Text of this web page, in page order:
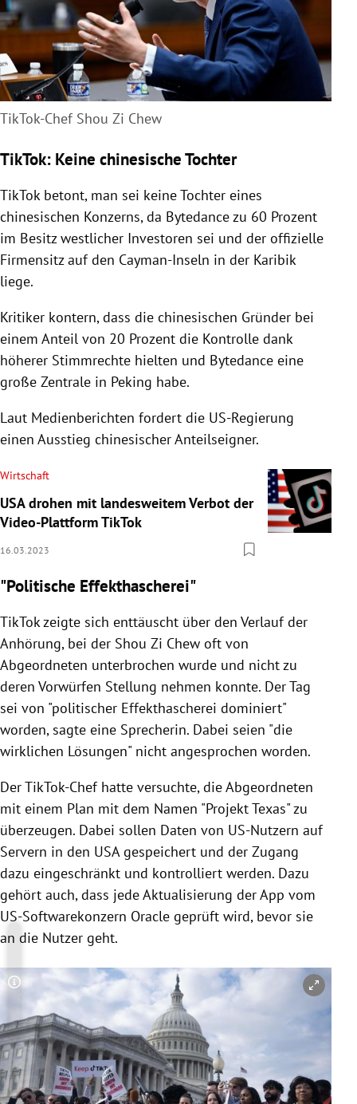
TikTok-Chef Shou Zi Chew
TikTok: Keine chinesische Tochter
TikTok betont, man sei keine Tochter eines
chinesischen Konzerns, da Bytedance zu 60 Prozent
im Besitz westlicher Investoren sei und der offizielle
Firmensitz auf den Cayman-Inseln in der Karibik
liege.
Kritiker kontern, dass die chinesischen Gründer bei
einem Anteil von 20 Prozent die Kontrolle dank
höherer Stimmrechte hielten und Bytedance eine
große Zentrale in Peking habe.
Laut Medienberichten fordert die US-Regierung
einen Ausstieg chinesischer Anteilseigner.
Wirtschaft
USA drohen mit landesweitem Verbot der
Video-Plattform TikTok
16.03.2023
"Politische Effekthascherei"
TikTok zeigte sich enttäuscht über den Verlauf der
Anhörung, bei der Shou Zi Chew oft von
Abgeordneten unterbrochen wurde und nicht zu
deren Vorwürfen Stellung nehmen konnte. Der Tag
sei von "politischer Effekthascherei dominiert"
worden, sagte eine Sprecherin. Dabei seien "die
wirklichen Lösungen" nicht angesprochen worden.
Der TikTok-Chef hatte versuchte, die Abgeordneten
mit einem Plan mit dem Namen "Projekt Texas" zu
überzeugen. Dabei sollen Daten von US-Nutzern auf
Servern in den USA gespeichert und der Zugang
dazu eingeschränkt und kontrolliert werden. Dazu
gehört auch, dass jede Aktualisierung der App vom
US-Softwarekonzern Oracle geprüft wird, bevor sie
an die Nutzer geht.
Copyright-Hinweis öffnen/schließen